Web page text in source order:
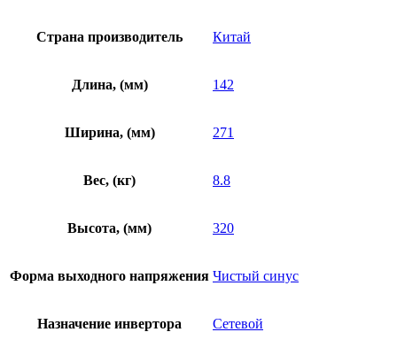
Страна производитель Китай
Длина, (мм) 142
Ширина, (мм) 271
Вес, (кг) 8.8
Высота, (мм) 320
Форма выходного напряжения Чистый синус
Назначение инвертора Сетевой